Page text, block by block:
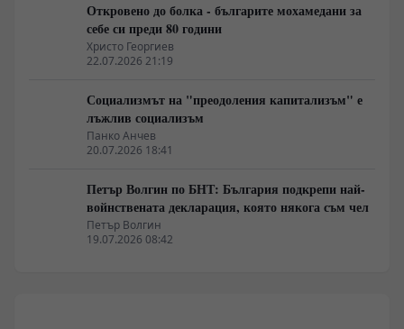
Откровено до болка - българите мохамедани за
себе си преди 80 години
Христо Георгиев
22.07.2026 21:19
Социализмът на "преодоления капитализъм" е
лъжлив социализъм
Панко Анчев
20.07.2026 18:41
Петър Волгин по БНТ: България подкрепи най-
войнствената декларация, която някога съм чел
Петър Волгин
19.07.2026 08:42